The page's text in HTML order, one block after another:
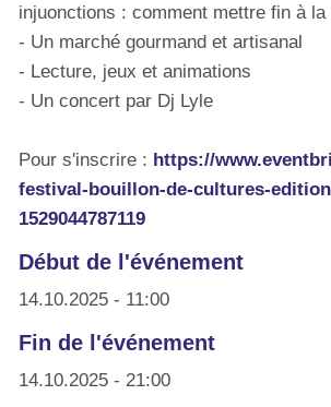
injuonctions : comment mettre fin à
- Un marché gourmand et artisanal
- Lecture, jeux et animations
- Un concert par Dj Lyle
Pour s'inscrire : https://
festival-bouillon-de-cultures-
1529044787119
Début de l'événement
14.10.2025 - 11:00
Fin de l'événement
14.10.2025 - 21:00